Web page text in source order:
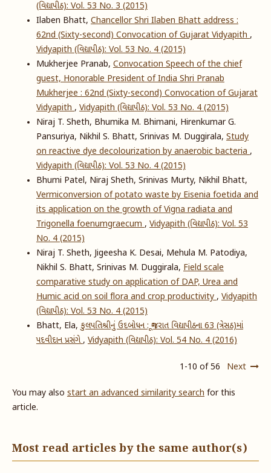
(વિદ્યાપીઠ): Vol. 53 No. 3 (2015)
Ilaben Bhatt, Chancellor Shri Ilaben Bhatt address :
62nd (Sixty-second) Convocation of Gujarat Vidyapith,
Vidyapith (વિદ્યાપીઠ): Vol. 53 No. 4 (2015)
Mukherjee Pranab, Convocation Speech of the chief
guest, Honorable President of India Shri Pranab
Mukherjee : 62nd (Sixty-second) Convocation of Gujarat
Vidyapith, Vidyapith (વિદ્યાપીઠ): Vol. 53 No. 4 (2015)
Niraj T. Sheth, Bhumika M. Bhimani, Hirenkumar G.
Pansuriya, Nikhil S. Bhatt, Srinivas M. Duggirala, Study
on reactive dye decolourization by anaerobic bacteria,
Vidyapith (વિદ્યાપીઠ): Vol. 53 No. 4 (2015)
Bhumi Patel, Niraj Sheth, Srinivas Murty, Nikhil Bhatt,
Vermiconversion of potato waste by Eisenia foetida and
its application on the growth of Vigna radiata and
Trigonella foenumgraecum, Vidyapith (વિદ્યાપીઠ): Vol. 53
No. 4 (2015)
Niraj T. Sheth, Jigeesha K. Desai, Mehula M. Patodiya,
Nikhil S. Bhatt, Srinivas M. Duggirala, Field scale
comparative study on application of DAP, Urea and
Humic acid on soil flora and crop productivity, Vidyapith
(વિદ્યાપીઠ): Vol. 53 No. 4 (2015)
Bhatt, Ela,કુલપતિશ્રીનું ઉદબોધન : ગૂજરાત વિદ્યાપીઠના 63 (ત્રેસઠ)માં
પદવીદાન પ્રસંગે, Vidyapith (વિદ્યાપીઠ): Vol. 54 No. 4 (2016)
1-10 of 56 Next
You may also start an advanced similarity searchfor this
article.
Most read articles by the same author(s)